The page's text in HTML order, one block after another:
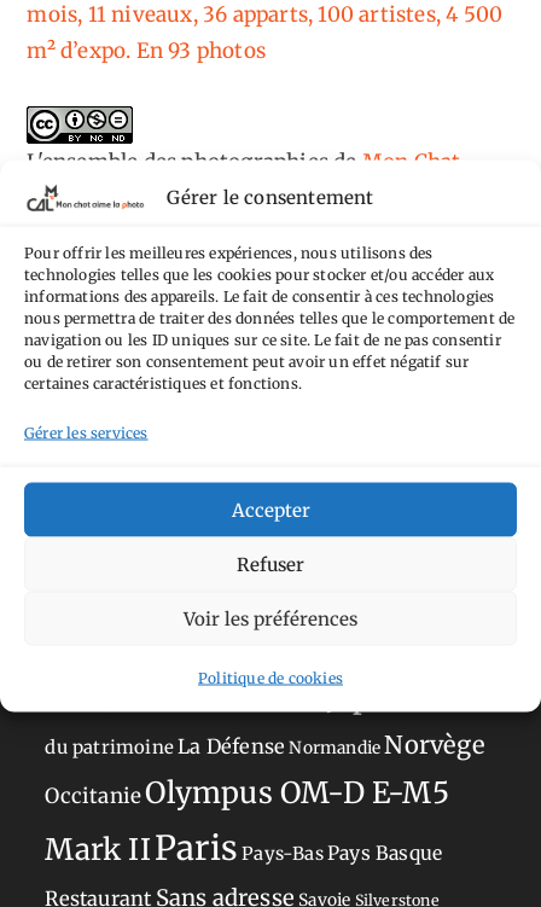
Gérer le consentement
Pour offrir les meilleures expériences, nous utilisons des
technologies telles que les cookies pour stocker et/ou accéder aux
informations des appareils. Le fait de consentir à ces technologies
nous permettra de traiter des données telles que le comportement de
navigation ou les ID uniques sur ce site. Le fait de ne pas consentir
ou de retirer son consentement peut avoir un effet négatif sur
certaines caractéristiques et fonctions.
Gérer les services
Accepter
Refuser
Voir les préférences
Politique de cookies
mois, 11 niveaux, 36 apparts, 100 artistes, 4 500
m² d’expo. En 93 photos
L'ensemble des photographies de Mon Chat
Aime la Photoest mis à disposition selon les
Attribution - Pas d'Utilisation Commerciale -
Pas de Modification 4.0 International.
Fondé(e) sur une œuvre dehttps://mcalp.fr.
Aimez-vous bordel
Anti tourismeBarBelgiqueBurger
Japon
du patrimoineLa Défense NormandieNorvège
OccitanieOlympus OM-D E-M5
Mark IIParis Pays-BasPays Basque
Restaurant Sans adresse Savoie Silverstone